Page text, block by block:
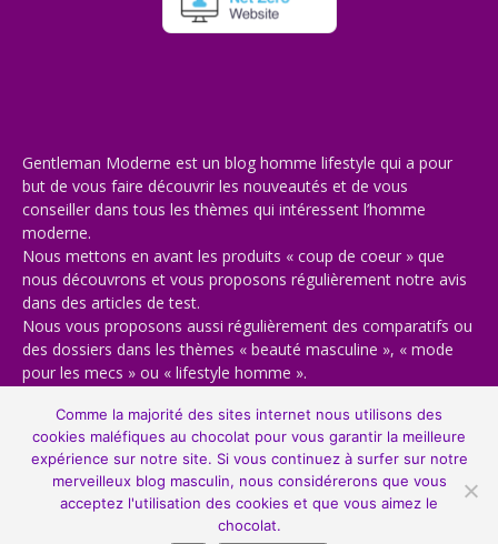
Gentleman Moderne est un blog homme lifestyle qui a pour
but de vous faire découvrir les nouveautés et de vous
conseiller dans tous les thèmes qui intéressent l’homme
moderne.
Nous mettons en avant les produits « coup de coeur » que
nous découvrons et vous proposons régulièrement notre avis
dans des articles de test.
Nous vous proposons aussi régulièrement des comparatifs ou
des dossiers dans les thèmes « beauté masculine », « mode
pour les mecs » ou « lifestyle homme ».
© Copyright 2013-2022, All Rights Reserved. Gentleman Moderne est un
Comme la majorité des sites internet nous utilisons des
cookies maléfiques au chocolat pour vous garantir la meilleure
expérience sur notre site. Si vous continuez à surfer sur notre
merveilleux blog masculin, nous considérerons que vous
acceptez l'utilisation des cookies et que vous aimez le
chocolat.